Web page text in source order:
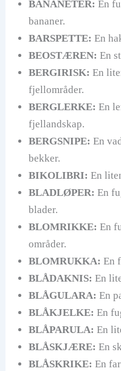
BANANETER: En
bananer.
BARSPETTE: En
BEOSTÆREN: En
BERGIRISK: En
fjellområder.
BERGLERKE: En
fjellandskap.
BERGSNIPE: En
bekker.
BIKOLIBRI: En
BLADLØPER: En
blader.
BLOMRIKKE: En
områder.
BLOMRUKKA: En
BLÅDAKNIS: En
BLÅGULARA: En
BLÅKJELKE: En
BLÅPARULA: En
BLÅSKJÆRE: En
BLÅSKRIKE: En